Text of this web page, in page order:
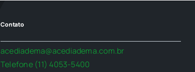
Contato
acediadema@acediadema.com.br
Telefone (11) 4053-5400